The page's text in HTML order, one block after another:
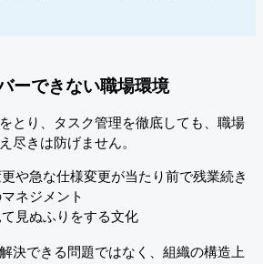
ーできない職場環境
とり、タスク管理を徹底しても、職場
尽きは防げません。
や急な仕様変更が当たり前で残業続き
ネジメント
見ぬふりをする文化
決できる問題ではなく、組織の構造上